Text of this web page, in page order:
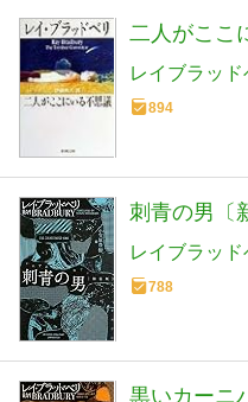
二人がここ
レイブラッド
894
刺青の男〔
レイブラッド
788
黒いカーニ